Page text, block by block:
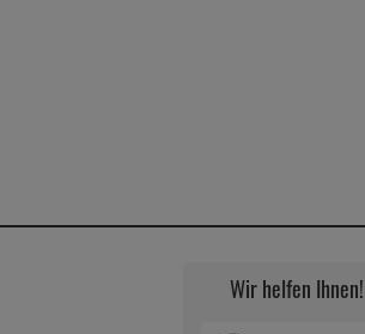
Wir helfen Ihnen!